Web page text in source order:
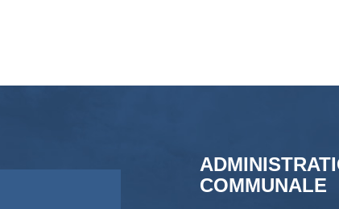
COMMUNALE